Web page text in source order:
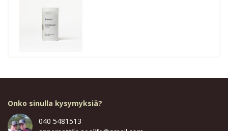
Onko sinulla kysymyksiä?
040 5481513